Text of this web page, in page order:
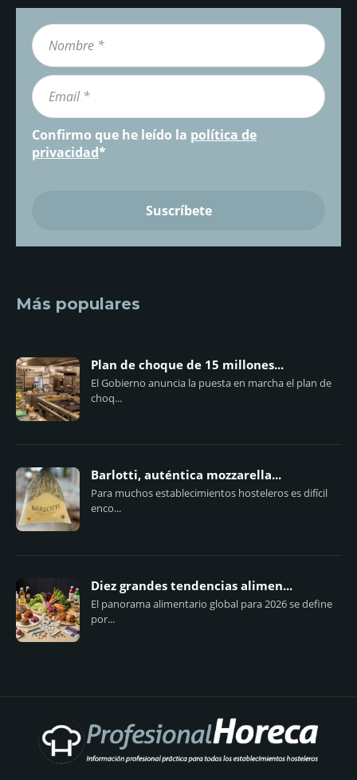
Confirmo que he leído la política de
privacidad*
Más populares
Plan de choque de 15 millones...
El Gobierno anuncia la puesta en marcha el plan de
choq...
Barlotti, auténtica mozzarella...
Para muchos establecimientos hosteleros es difícil
enco...
Diez grandes tendencias alimen...
El panorama alimentario global para 2026 se define
por...